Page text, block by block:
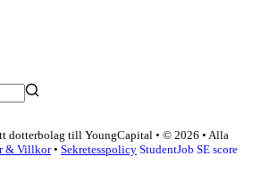
dotterbolag till YoungCapital • © 2026 • Alla
& Villkor• Sekretesspolicy StudentJob SE score